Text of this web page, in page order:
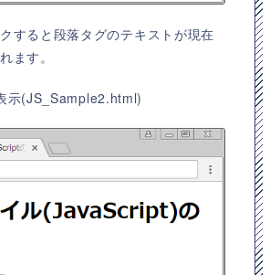
すると段落タグのテキストが現在
ます。
示(JS_Sample2.html)